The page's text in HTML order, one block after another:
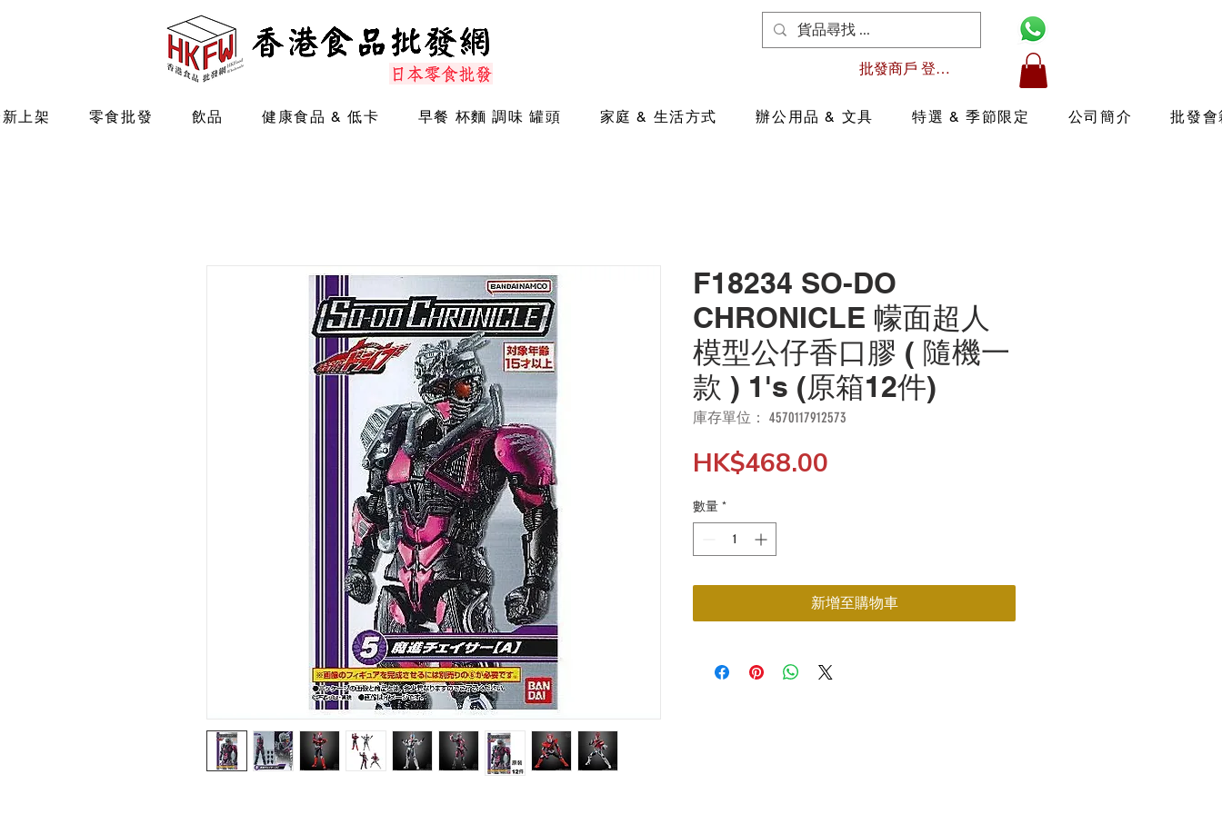
批發商戶 登入/註冊
上架 零食批發 飲品 健康食品 & 低卡 早餐 杯麵 調味 罐頭 家庭 & 生活方式 辦公用品 & 文具 特選 & 季節限定 公司簡介 批發會
F18234 SO-DO
CHRONICLE 幪面超人
模型公仔香口膠 ( 隨機一
款 ) 1's (原箱12件)
庫存單位： 4570117912573
HK$468.00
數量 *
新增至購物車